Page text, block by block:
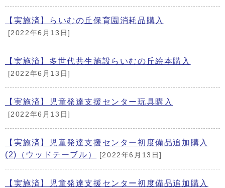
【実施済】らいむの丘保育園消耗品購入
[2022年6月13日]
【実施済】多世代共生施設らいむの丘絵本購入
[2022年6月13日]
【実施済】児童発達支援センター玩具購入
[2022年6月13日]
【実施済】児童発達支援センター初度備品追加購入
(2)（ウッドテーブル）
[2022年6月13日]
【実施済】児童発達支援センター初度備品追加購入